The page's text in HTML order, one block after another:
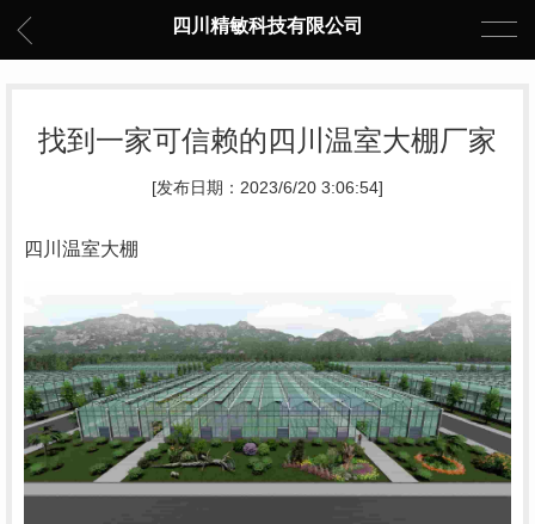
四川精敏科技有限公司
找到一家可信赖的四川温室大棚厂家
[发布日期：2023/6/20 3:06:54]
四川温室大棚